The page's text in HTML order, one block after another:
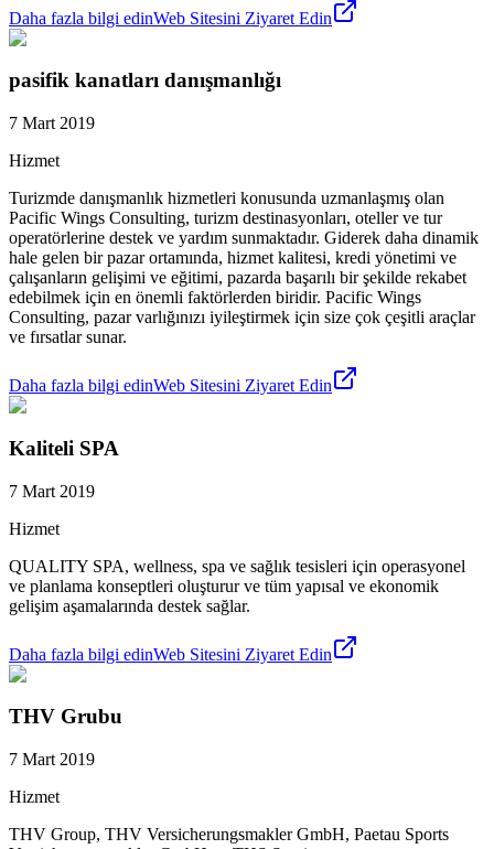
Daha fazla bilgi edinWeb Sitesini Ziyaret Edin
pasifik kanatları danışmanlığı
7 Mart 2019
Hizmet
Turizmde danışmanlık hizmetleri konusunda uzmanlaşmış olan
Pacific Wings Consulting, turizm destinasyonları, oteller ve tur
operatörlerine destek ve yardım sunmaktadır. Giderek daha dinamik
hale gelen bir pazar ortamında, hizmet kalitesi, kredi yönetimi ve
çalışanların gelişimi ve eğitimi, pazarda başarılı bir şekilde rekabet
edebilmek için en önemli faktörlerden biridir. Pacific Wings
Consulting, pazar varlığınızı iyileştirmek için size çok çeşitli araçlar
ve fırsatlar sunar.
Daha fazla bilgi edinWeb Sitesini Ziyaret Edin
Kaliteli SPA
7 Mart 2019
Hizmet
QUALITY SPA, wellness, spa ve sağlık tesisleri için operasyonel
ve planlama konseptleri oluşturur ve tüm yapısal ve ekonomik
gelişim aşamalarında destek sağlar.
Daha fazla bilgi edinWeb Sitesini Ziyaret Edin
THV Grubu
7 Mart 2019
Hizmet
THV Group, THV Versicherungsmakler GmbH, Paetau Sports